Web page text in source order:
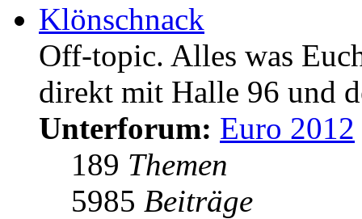
Klönschnack
Off-topic. Alles was
direkt mit Halle 96 und
Unterforum: Euro 2012
189 Themen
5985 Beiträge